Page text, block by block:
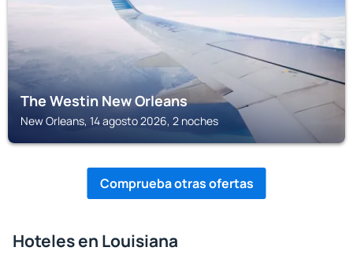
The Westin New Orleans
New Orleans, 14 agosto 2026, 2 noches
Comprueba otras ofertas
Hoteles en Louisiana